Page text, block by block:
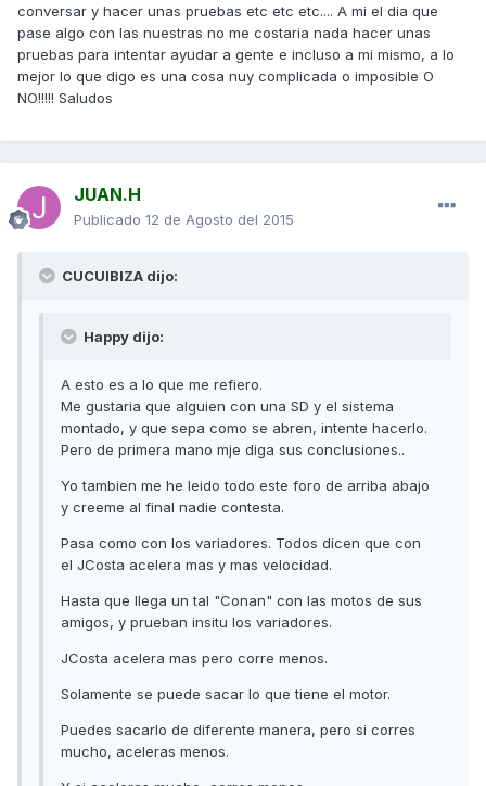
conversar y hacer unas pruebas etc etc etc.... A mi el dia que
pase algo con las nuestras no me costaria nada hacer unas
pruebas para intentar ayudar a gente e incluso a mi mismo, a lo
mejor lo que digo es una cosa nuy complicada o imposible O
NO!!!!! Saludos
JUAN.H
Publicado 12 de Agosto del 2015
CUCUIBIZA dijo:
Happy dijo:
A esto es a lo que me refiero.
Me gustaria que alguien con una SD y el sistema
montado, y que sepa como se abren, intente hacerlo.
Pero de primera mano mje diga sus conclusiones..
Yo tambien me he leido todo este foro de arriba abajo
y creeme al final nadie contesta.
Pasa como con los variadores. Todos dicen que con
el JCosta acelera mas y mas velocidad.
Hasta que llega un tal "Conan" con las motos de sus
amigos, y prueban insitu los variadores.
JCosta acelera mas pero corre menos.
Solamente se puede sacar lo que tiene el motor.
Puedes sacarlo de diferente manera, pero si corres
mucho, aceleras menos.